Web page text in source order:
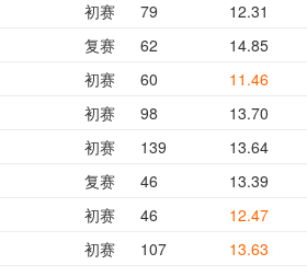
初赛 79 12.31
复赛 62 14.85
初赛 60 11.46
初赛 98 13.70
初赛 139 13.64
复赛 46 13.39
初赛 46 12.47
初赛 107 13.63